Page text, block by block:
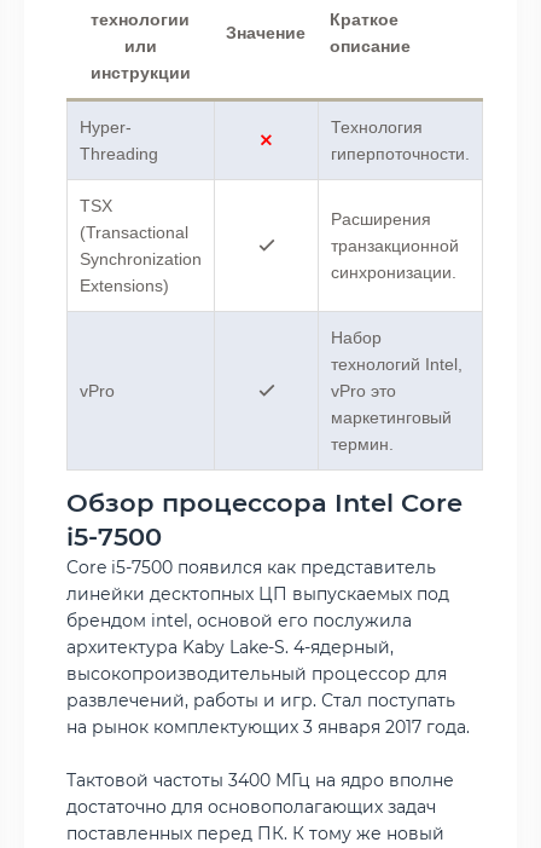
технологии
или
инструкции
Значение
Краткое
описание
Hyper-
Threading
Технология
гиперпоточности.
TSX
(Transactional
Synchronization
Extensions)
Расширения
транзакционной
синхронизации.
vPro
Набор
технологий Intel,
vPro это
маркетинговый
термин.
Обзор процессора Intel Core
i5-7500
Core i5-7500 появился как представитель
линейки десктопных ЦП выпускаемых под
брендом intel, основой его послужила
архитектура Kaby Lake-S. 4-ядерный,
высокопроизводительный процессор для
развлечений, работы и игр. Стал поступать
на рынок комплектующих 3 января 2017 года.
Тактовой частоты 3400 МГц на ядро вполне
достаточно для основополагающих задач
поставленных перед ПК. К тому же новый